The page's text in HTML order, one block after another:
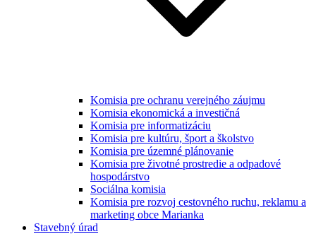
Komisia pre ochranu verejného záujmu
Komisia ekonomická a investičná
Komisia pre informatizáciu
Komisia pre kultúru, šport a školstvo
Komisia pre územné plánovanie
Komisia pre životné prostredie a odpadové
hospodárstvo
Sociálna komisia
Komisia pre rozvoj cestovného ruchu, reklamu a
marketing obce Marianka
Stavebný úrad